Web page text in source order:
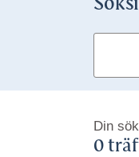
Din
0